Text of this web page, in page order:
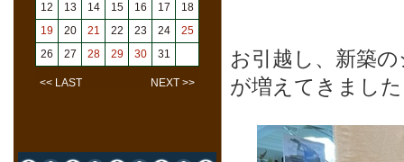
お引越し、新築
が増えてきまし
12
13 14 15 16 17
18
19
20 21 22 23 24
25
26
27 28 29 30 31
<< LAST NEXT >>